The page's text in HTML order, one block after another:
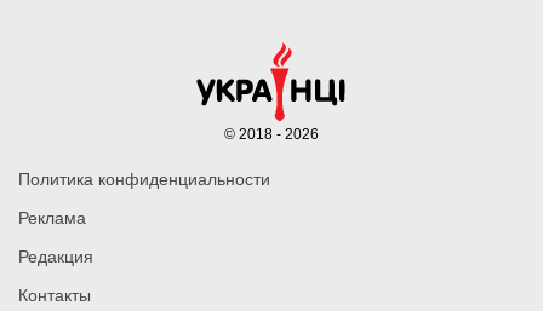
Политика конфиденциальности
Реклама
Редакция
Контакты
© 2018 - 2026